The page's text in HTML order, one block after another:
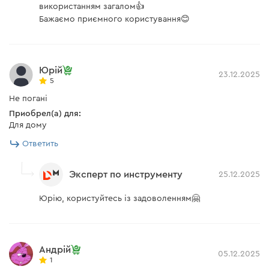
використанням загалом👍
Бажаємо приємного користування😊
Юрій
5
23.12.2025
Не погані
Приобрел(а) для:
Для дому
Ответить
Эксперт по инструменту 25.12.2025
Юрію, користуйтесь із задоволенням🤗
Андрій
1
05.12.2025